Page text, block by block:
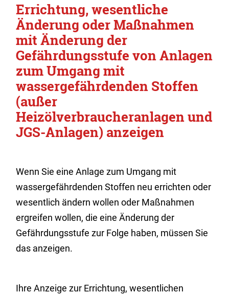
Errichtung, wesentliche
Änderung oder Maßnahmen
mit Änderung der
Gefährdungsstufe von Anlagen
zum Umgang mit
wassergefährdenden Stoffen
(außer
Heizölverbraucheranlagen und
JGS-Anlagen) anzeigen
Wenn Sie eine Anlage zum Umgang mit
wassergefährdenden Stoffen neu errichten oder
wesentlich ändern wollen oder Maßnahmen
ergreifen wollen, die eine Änderung der
Gefährdungsstufe zur Folge haben, müssen Sie
das anzeigen.
Ihre Anzeige zur Errichtung, wesentlichen